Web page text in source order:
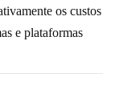
os custos
e plataformas